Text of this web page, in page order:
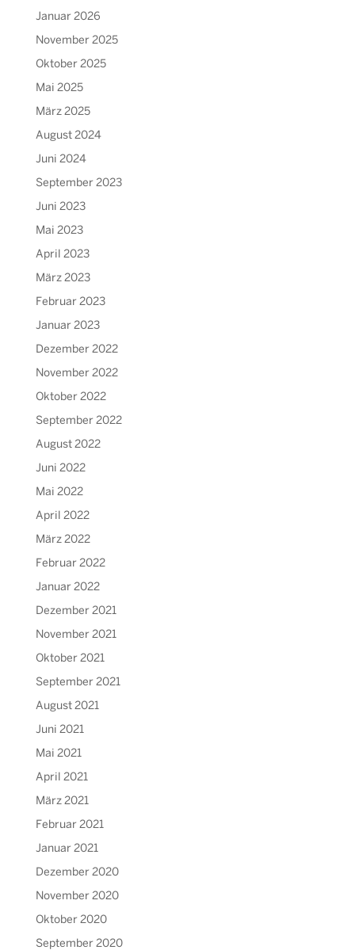
Januar 2026
November 2025
Oktober 2025
Mai 2025
März 2025
August 2024
Juni 2024
September 2023
Juni 2023
Mai 2023
April 2023
März 2023
Februar 2023
Januar 2023
Dezember 2022
November 2022
Oktober 2022
September 2022
August 2022
Juni 2022
Mai 2022
April 2022
März 2022
Februar 2022
Januar 2022
Dezember 2021
November 2021
Oktober 2021
September 2021
August 2021
Juni 2021
Mai 2021
April 2021
März 2021
Februar 2021
Januar 2021
Dezember 2020
November 2020
Oktober 2020
September 2020